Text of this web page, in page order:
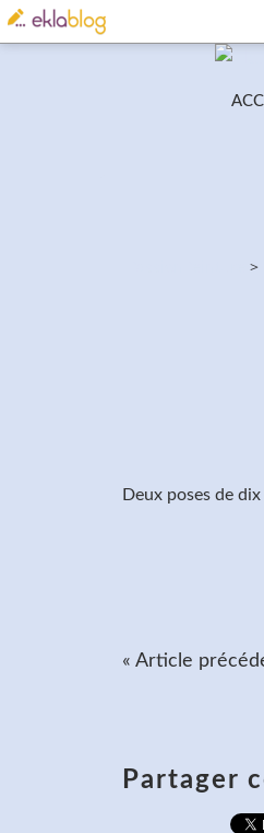
>
Deux poses de
« Article
Partager